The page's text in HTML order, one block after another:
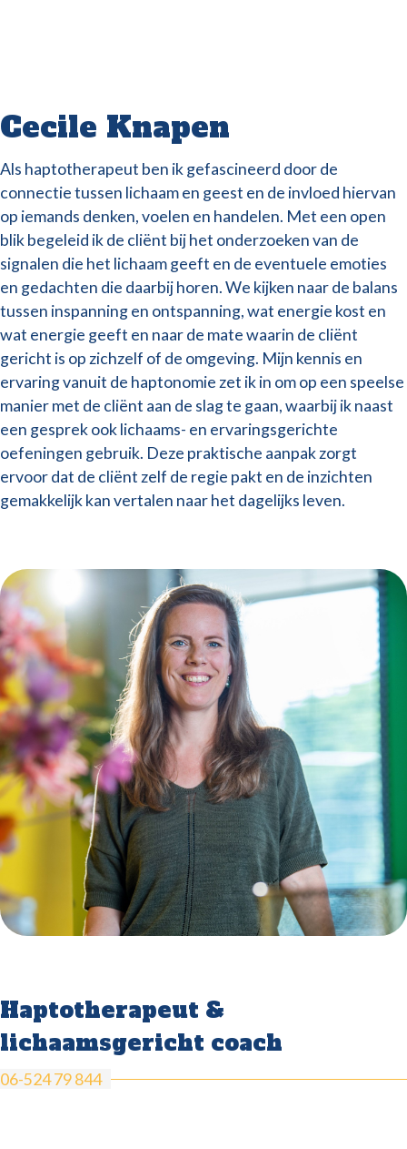
Cecile Knapen
Als haptotherapeut ben ik gefascineerd door de
connectie tussen lichaam en geest en de invloed hiervan
op iemands denken, voelen en handelen. Met een open
blik begeleid ik de cliënt bij het onderzoeken van de
signalen die het lichaam geeft en de eventuele emoties
en gedachten die daarbij horen. We kijken naar de balans
tussen inspanning en ontspanning, wat energie kost en
wat energie geeft en naar de mate waarin de cliënt
gericht is op zichzelf of de omgeving. Mijn kennis en
ervaring vanuit de haptonomie zet ik in om op een speelse
manier met de cliënt aan de slag te gaan, waarbij ik naast
een gesprek ook lichaams- en ervaringsgerichte
oefeningen gebruik. Deze praktische aanpak zorgt
ervoor dat de cliënt zelf de regie pakt en de inzichten
gemakkelijk kan vertalen naar het dagelijks leven.
Haptotherapeut &
lichaamsgericht coach
06-524 79 844